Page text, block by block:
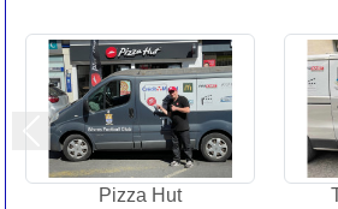
Pizza Hut
Précedent